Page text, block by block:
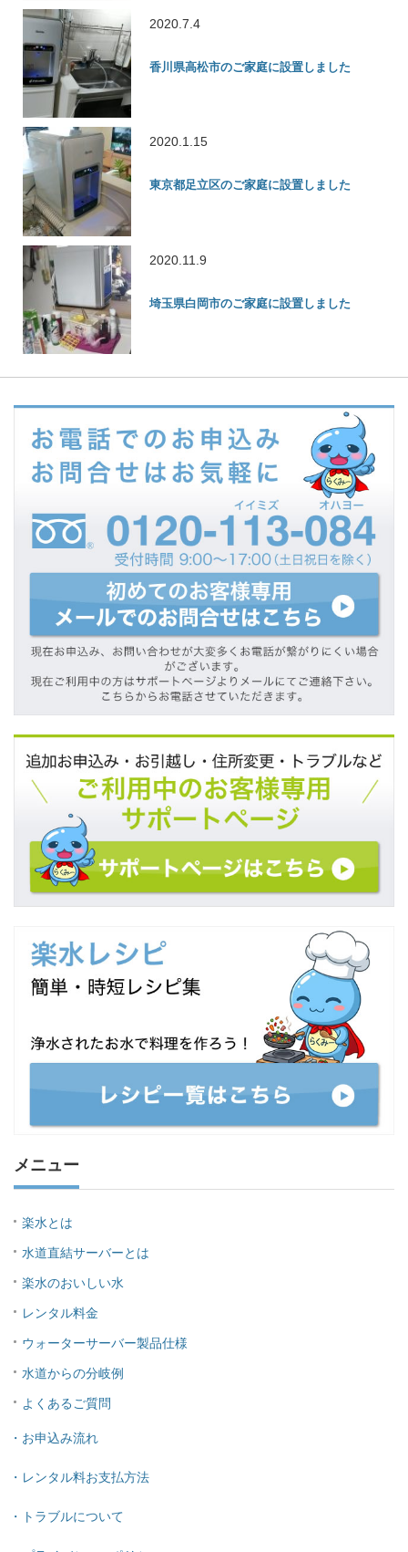
2020.7.4
香川県高松市のご家庭に設置しました
2020.1.15
東京都足立区のご家庭に設置しました
2020.11.9
埼玉県白岡市のご家庭に設置しました
メニュー
楽水とは
水道直結サーバーとは
楽水のおいしい水
レンタル料金
ウォーターサーバー製品仕様
水道からの分岐例
よくあるご質問
・お申込み流れ
・レンタル料お支払方法
・トラブルについて